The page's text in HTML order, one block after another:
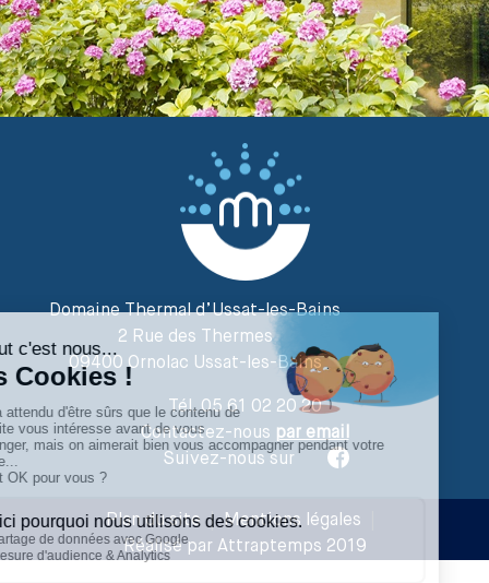
Domaine Thermal d’Ussat-les-Bains
2 Rue des Thermes
09400 Ornolac Ussat-les-Bains
Tél. 05 61 02 20 20
Contactez-nous par email
Suivez-nous sur
Plan du site | Mentions légales
Réalisé par Attraptemps 2019